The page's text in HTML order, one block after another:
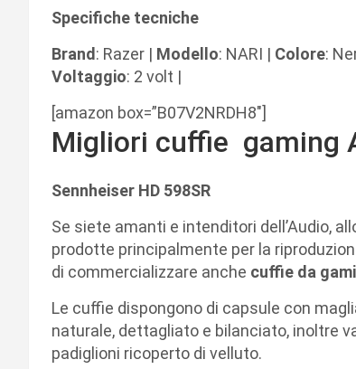
Specifiche tecniche
Brand: Razer | Modello: NARI | Colore:
Voltaggio: 2 volt |
[amazon box=”B07V2NRDH8″]
Migliori cuffie gaming
Sennheiser HD 598SR
Se siete amanti e intenditori dell’Audio,
prodotte principalmente per la
di commercializzare anche cuffie da
Le cuffie dispongono di capsule con
naturale, dettagliato e bilanciato, inoltre
padiglioni ricoperto di velluto.